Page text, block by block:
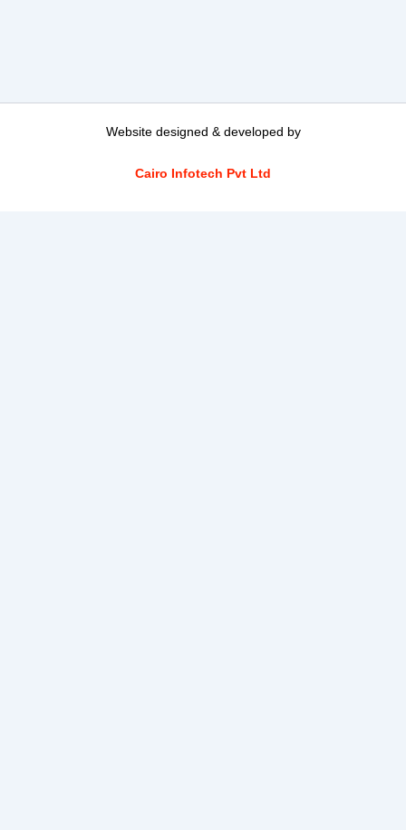
Website designed & developed by
Cairo Infotech Pvt Ltd